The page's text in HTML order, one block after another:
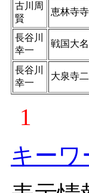
古川周
賢
恵林寺
長谷川
幸一
戦国大
長谷川
幸一
大泉寺
1
キーワ